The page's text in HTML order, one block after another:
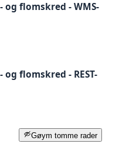
flomskred - WMS-
flomskred - REST-
Gøym tomme rader